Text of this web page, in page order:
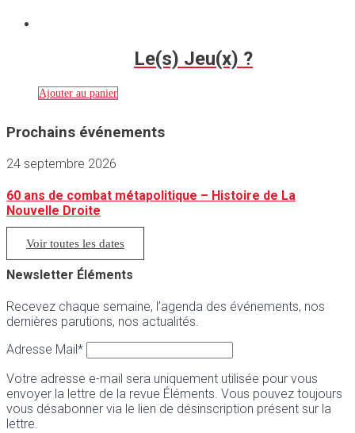
Le(s) Jeu(x) ?
Ajouter au panier
Prochains événements
24 septembre 2026
60 ans de combat métapolitique – Histoire de La
Nouvelle Droite
Voir toutes les dates
Newsletter Éléments
Recevez chaque semaine, l’agenda des événements, nos
dernières parutions, nos actualités.
Adresse Mail*
Votre adresse e-mail sera uniquement utilisée pour vous
envoyer la lettre de la revue Éléments. Vous pouvez toujours
vous désabonner via le lien de désinscription présent sur la
lettre.